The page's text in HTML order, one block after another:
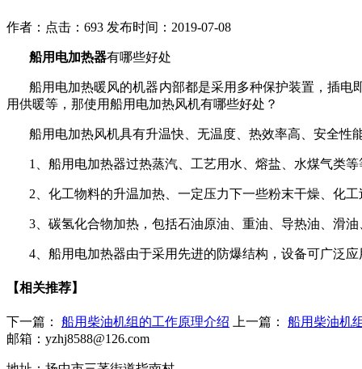
作者： 点击：693 发布时间：2019-07-08
船用电加热器有哪些好处
船用电加热暖风的机器内部都是采用多种保护装置，插
用供暖等，那使用船用电加热风机有哪些好处？
船用电加热风机具有升温快、无温度、热效率高、安全
1 、船用电加热器过热蒸汽、工艺用水、熔盐、水煤气类
2 、化工物料的升温加热、一定压力下一些粉末干燥、化
3 、碳氢化合物加热，包括石油原油、重油、导热油、滑
4 、船用电加热器由于采用先进的防爆结构，设备可广泛
【相关推荐】
下一篇： 船用柴油机组的工作原理介绍 上一篇： 船用柴油机
邮箱：yzhj8588@126.com